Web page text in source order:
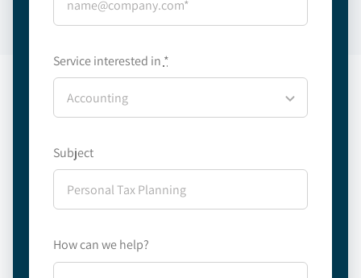
Service interested in *
Subject
How can we help?